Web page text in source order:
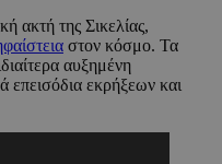
ακτή της Σικελίας,
στον κόσμο. Τα
αυξημένη
επεισόδια εκρήξεων και